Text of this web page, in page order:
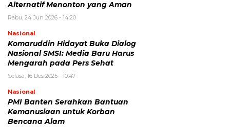
Alternatif Menonton yang Aman
Rabu, 24 Jun 2026 - 14:20
Nasional
Komaruddin Hidayat Buka Dialog
Nasional SMSI: Media Baru Harus
Mengarah pada Pers Sehat
Selasa, 16 Des 2025 - 10:47
Nasional
PMI Banten Serahkan Bantuan
Kemanusiaan untuk Korban
Bencana Alam